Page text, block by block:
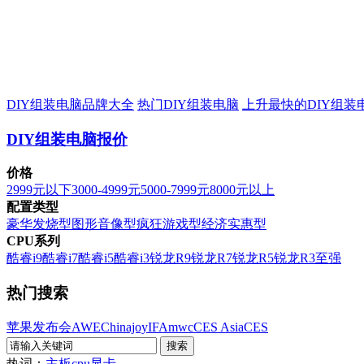
DIY组装电脑品牌大全 热门DIY组装电脑 上升最快的DIY组装
DIY组装电脑报价
价格
2999元以下3000-4999元5000-7999元8000元以上
配置类型
豪华发烧型图形音像型疯狂游戏型经济实惠型
CPU系列
酷睿i9酷睿i7酷睿i5酷睿i3锐龙R9锐龙R7锐龙R5锐龙R3至强
热门搜索
苹果发布会AWEChinajoyIFAmwcCES AsiaCES